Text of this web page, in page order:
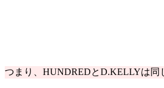
つまり、HUNDREDとD.KELLYは同